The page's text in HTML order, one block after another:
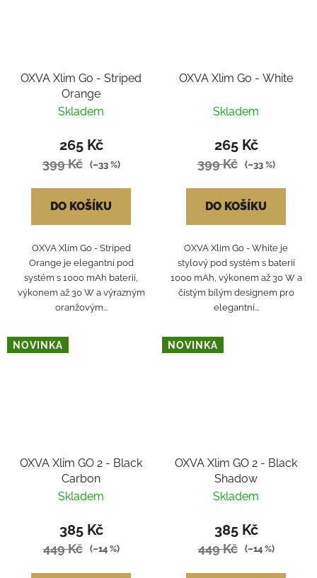
OXVA Xlim Go - Striped
Orange
Skladem
265 Kč
399 Kč (–33 %)
DO KOŠÍKU
OXVA Xlim Go - Striped
Orange je elegantní pod
systém s 1000 mAh baterií,
výkonem až 30 W a výrazným
oranžovým...
OXVA Xlim Go - White
Skladem
265 Kč
399 Kč (–33 %)
DO KOŠÍKU
OXVA Xlim Go - White je
stylový pod systém s baterií
1000 mAh, výkonem až 30 W a
čistým bílým designem pro
elegantní...
NOVINKA
OXVA Xlim GO 2 - Black
Carbon
Skladem
385 Kč
449 Kč (–14 %)
NOVINKA
OXVA Xlim GO 2 - Black
Shadow
Skladem
385 Kč
449 Kč (–14 %)